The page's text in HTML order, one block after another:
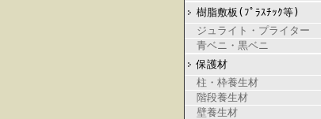
樹脂敷板(ﾌﾟﾗｽﾁｯｸ等)
ジュライト・プライター
青ベニ・黒ベニ
保護材
柱・枠養生材
階段養生材
壁養生材